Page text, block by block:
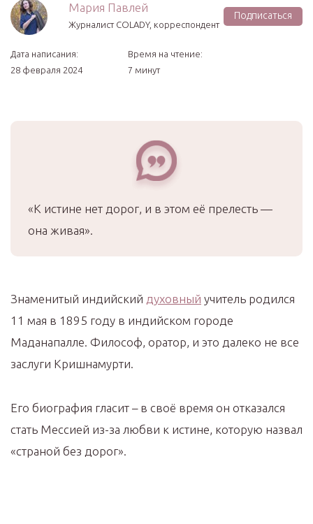
Мария Павлей
Журналист COLADY, корреспондент
Подписаться
Дата написания:
28 февраля 2024
Время на чтение:
7 минут
«К истине нет дорог, и в этом её прелесть —
она живая».
Знаменитый индийский духовный учитель родился
11 мая в 1895 году в индийском городе
Маданапалле. Философ, оратор, и это далеко не все
заслуги Кришнамурти.
Его биография гласит – в своё время он отказался
стать Мессией из-за любви к истине, которую назвал
«страной без дорог».